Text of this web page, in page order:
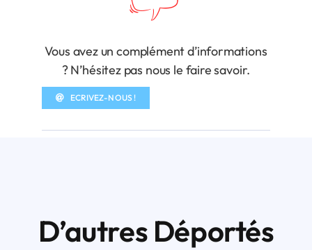
Vous avez un complément d’informations
? N’hésitez pas nous le faire savoir.
ECRIVEZ-NOUS !
D’autres Déportés